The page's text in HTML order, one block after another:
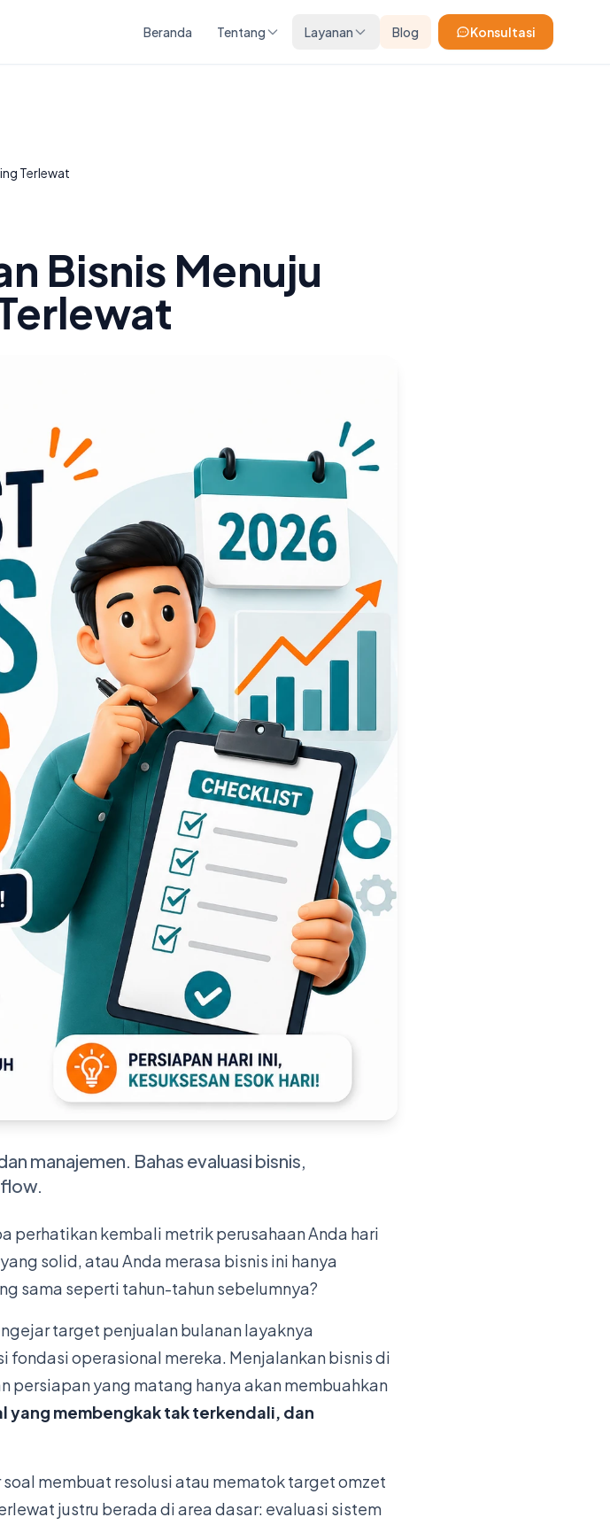
Beranda Tentang Layanan Blog Konsultasi
Terlewat
Bisnis Menuju
manajemen. Bahas evaluasi bisnis,
perhatikan kembali metrik perusahaan Anda hari
solid, atau Anda merasa bisnis ini hanya
sama seperti tahun-tahun sebelumnya?
target penjualan bulanan layaknya
operasional mereka. Menjalankan bisnis di
yang matang hanya akan membuahkan
membengkak tak terkendali, dan
membuat resolusi atau mematok target omzet
justru berada di area dasar: evaluasi sistem